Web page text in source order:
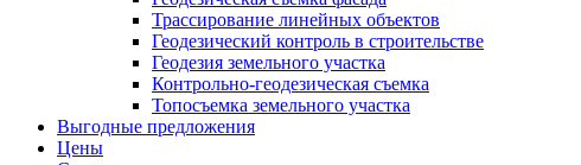
Трассирование линейных объектов
Геодезический контроль в строительстве
Геодезия земельного участка
Контрольно-геодезическая съемка
Топосъемка земельного участка
Выгодные предложения
Цены